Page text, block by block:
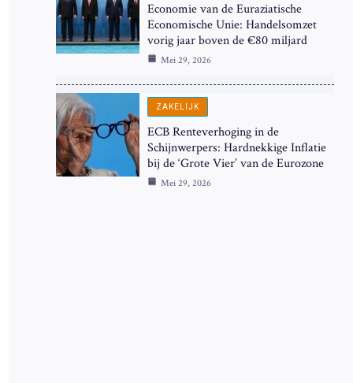
Economie van de Euraziatische
Economische Unie: Handelsomzet
vorig jaar boven de €80 miljard
Mei 29, 2026
ZAKELIJK
ECB Renteverhoging in de
Schijnwerpers: Hardnekkige Inflatie
bij de ‘Grote Vier’ van de Eurozone
Mei 29, 2026